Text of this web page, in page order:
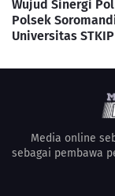
Wujud Sinergi
Polsek
Universitas
Media online
sebagai pembawa